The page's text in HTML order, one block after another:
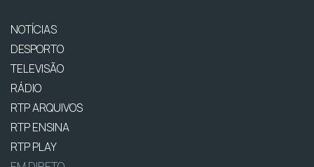
NOTÍCIAS
DESPORTO
TELEVISÃO
RÁDIO
RTP ARQUIVOS
RTP ENSINA
RTP PLAY